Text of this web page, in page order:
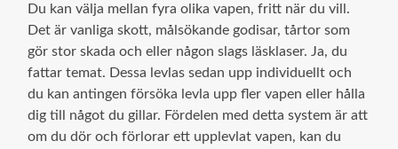
Du kan välja mellan fyra olika vapen, fritt när du vill.
Det är vanliga skott, målsökande godisar, tårtor som
gör stor skada och eller någon slags läsklaser. Ja, du
fattar temat. Dessa levlas sedan upp individuellt och
du kan antingen försöka levla upp fler vapen eller hålla
dig till något du gillar. Fördelen med detta system är att
om du dör och förlorar ett upplevlat vapen, kan du